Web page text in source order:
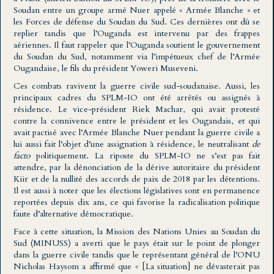
Soudan entre un groupe armé Nuer appelé « Armée Blanche » et
les Forces de défense du Soudan du Sud. Ces dernières ont dû se
replier tandis que l’Ouganda est intervenu par des frappes
aériennes. Il faut rappeler que l’Ouganda soutient le gouvernement
du Soudan du Sud, notamment via l’impétueux chef de l’Armée
Ougandaise, le fils du président Yoweri Museveni.
Ces combats ravivent la guerre civile sud-soudanaise. Aussi, les
principaux cadres du SPLM-IO ont été arrêtés ou assignés à
résidence. Le vice-président Riek Machar, qui avait protesté
contre la connivence entre le président et les Ougandais, et qui
avait pactisé avec l’Armée Blanche Nuer pendant la guerre civile a
lui aussi fait l’objet d’une assignation à résidence, le neutralisant de
factopolitiquement. La riposte du SPLM-IO ne s’est pas fait
attendre, par la dénonciation de la dérive autoritaire du président
Kiir et de la nullité des accords de paix de 2018 par les détentions.
Il est aussi à noter que les élections législatives sont en permanence
reportées depuis dix ans, ce qui favorise la radicalisation politique
faute d’alternative démocratique.
Face à cette situation, la Mission des Nations Unies au Soudan du
Sud (MINUSS) a averti que le pays était sur le point de plonger
dans la guerre civile tandis que le représentant général de l’ONU
Nicholas Haysom a affirmé que « [La situation] ne dévasterait pas